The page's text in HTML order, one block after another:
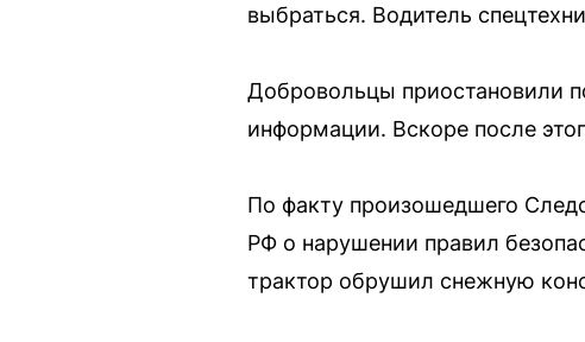
выбраться. Водитель
Добровольцы приостановили
информации. Вскоре после
По факту произошедшего
РФ о нарушении правил
трактор обрушил снежную